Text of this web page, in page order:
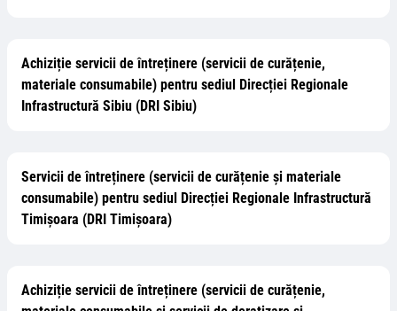
Achiziție servicii de întreținere (servicii de curățenie,
materiale consumabile) pentru sediul Direcției Regionale
Infrastructură Sibiu (DRI Sibiu)
Servicii de întreținere (servicii de curățenie și materiale
consumabile) pentru sediul Direcției Regionale Infrastructură
Timișoara (DRI Timișoara)
Achiziție servicii de întreținere (servicii de curățenie,